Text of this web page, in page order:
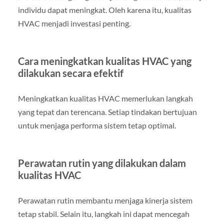
individu dapat meningkat. Oleh karena itu, kualitas
HVAC menjadi investasi penting.
Cara meningkatkan kualitas HVAC yang
dilakukan secara efektif
Meningkatkan kualitas HVAC memerlukan langkah
yang tepat dan terencana. Setiap tindakan bertujuan
untuk menjaga performa sistem tetap optimal.
Perawatan rutin yang dilakukan dalam
kualitas HVAC
Perawatan rutin membantu menjaga kinerja sistem
tetap stabil. Selain itu, langkah ini dapat mencegah